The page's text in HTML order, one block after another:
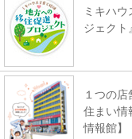
ミキハ
ジェクト』
１つの
住まい情
情報館】